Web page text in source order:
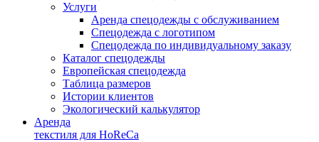
Услуги
Аренда спецодежды с обслуживанием
Спецодежда с логотипом
Спецодежда по индивидуальному заказу
Каталог спецодежды
Европейская спецодежда
Таблица размеров
Истории клиентов
Экологический калькулятор
Аренда
текстиля для HoReCa